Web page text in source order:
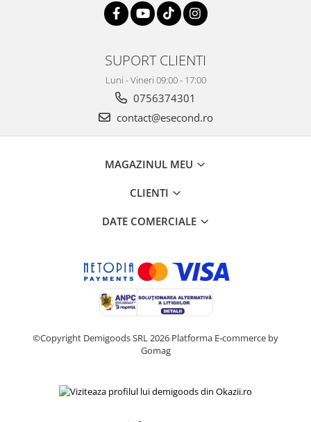
SUPORT CLIENTI
Luni - Vineri 09:00 - 17:00
0756374301
contact@esecond.ro
MAGAZINUL MEU
CLIENTI
DATE COMERCIALE
©Copyright Demigoods SRL 2026 Platforma E-commerce by
Gomag